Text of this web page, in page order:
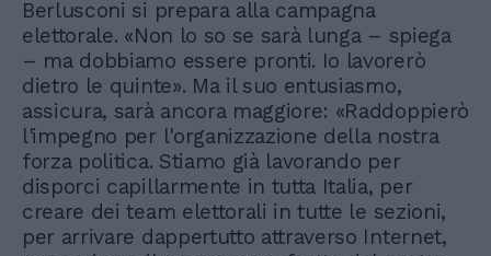
Berlusconi si prepara alla campagna
elettorale. «Non lo so se sarà lunga – spiega
– ma dobbiamo essere pronti. Io lavorerò
dietro le quinte». Ma il suo entusiasmo,
assicura, sarà ancora maggiore: «Raddoppierò
l'impegno per l'organizzazione della nostra
forza politica. Stiamo già lavorando per
disporci capillarmente in tutta Italia, per
creare dei team elettorali in tutte le sezioni,
per arrivare dappertutto attraverso Internet,